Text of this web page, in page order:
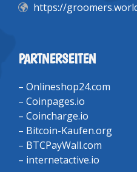
https://
PARTNERSEITEN
– Onlineshop24.com
– Coinpages.io
– Coincharge.io
– Bitcoin-Kaufen.org
– BTCPayWall.com
– internetactive.io